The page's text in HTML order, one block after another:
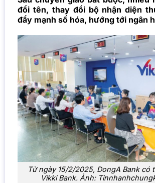
đổi tên, thay đổi bộ nhận diện
đẩy mạnh số hóa, hướng tới ngân
Từ ngày 15/2/2025, DongA Bank có
Vikki Bank. Ảnh: